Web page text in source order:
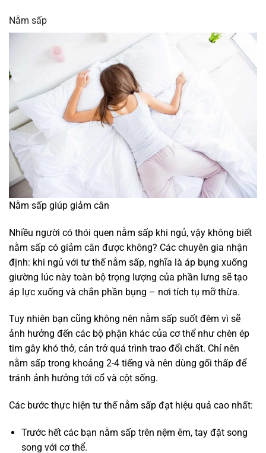
Nằm sấp
Nằm sấp giúp giảm cân
Nhiều người có thói quen nằm sấp khi ngủ, vậy không biết
nằm sấp có giảm cân được không? Các chuyên gia nhận
định: khi ngủ với tư thế nằm sấp, nghĩa là áp bụng xuống
giường lúc này toàn bộ trọng lượng của phần lưng sẽ tạo
áp lực xuống và chắn phần bụng – nơi tích tụ mỡ thừa.
Tuy nhiên bạn cũng không nên nằm sấp suốt đêm vì sẽ
ảnh hưởng đến các bộ phận khác của cơ thể như chèn ép
tim gây khó thở, cản trở quá trình trao đổi chất. Chỉ nên
nằm sấp trong khoảng 2-4 tiếng và nên dùng gối thấp để
tránh ảnh hưởng tới cổ và cột sống.
Các bước thực hiện tư thế nằm sấp đạt hiệu quả cao nhất:
Trước hết các bạn nằm sấp trên nệm êm, tay đặt song
song với cơ thể.